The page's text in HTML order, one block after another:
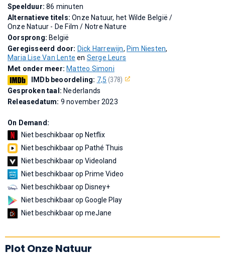
Speelduur:86 minuten
Alternatieve titels:Onze Natuur, het Wilde België/
Onze Natuur - De Film/ Notre Nature
Oorsprong: België
Geregisseerd door: Dick Harrewijn, Pim Niesten,
Maria Lise Van Lente en Serge Leurs
Met onder meer: Matteo Simoni
IMDb beoordeling: 7,5 (378)
Gesproken taal: Nederlands
Releasedatum: 9 november 2023
On Demand:
Niet beschikbaar op Netflix
Niet beschikbaar op Pathé Thuis
Niet beschikbaar op Videoland
Niet beschikbaar op Prime Video
Niet beschikbaar op Disney+
Niet beschikbaar op Google Play
Niet beschikbaar op meJane
Plot Onze Natuur